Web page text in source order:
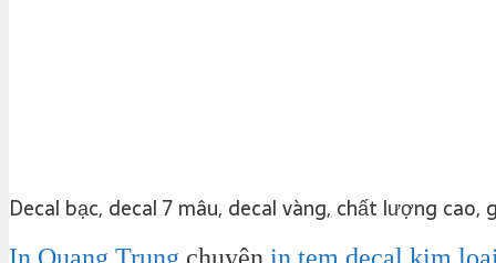
Decal bạc, decal 7 mâu, decal vàng, chất lượng cao,